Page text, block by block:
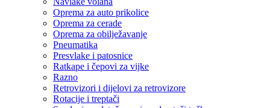
Oprema za auto prikolice
Oprema za cerade
Oprema za obilježavanje
Pneumatika
Presvlake i patosnice
Ratkape i čepovi za vijke
Razno
Retrovizori i dijelovi za retrovizore
Rotacije i treptači